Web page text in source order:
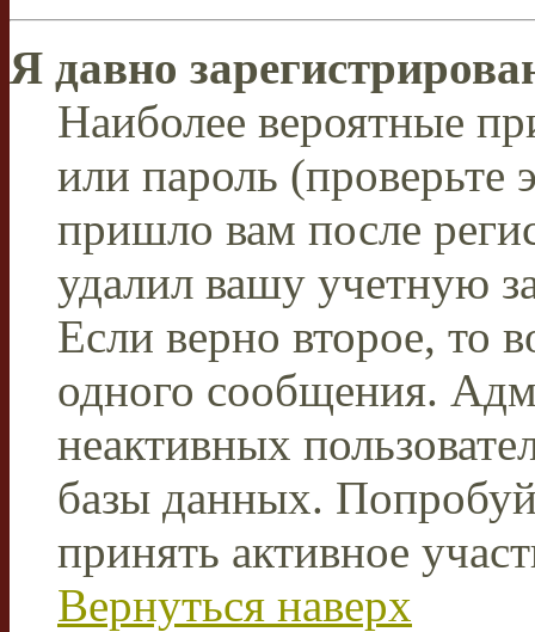
Я давно
Наиболее вероятные
или пароль (проверьте
пришло вам после
удалил вашу учетную
Если верно второе, то
одного сообщения.
неактивных
базы данных.
принять активное
Вернуться наверх